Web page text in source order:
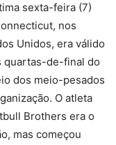
sexta-feira (7)
nos
Unidos, era válido
quartas-de-final do
dos meio-pesados
O atleta
Brothers era o
mas começou